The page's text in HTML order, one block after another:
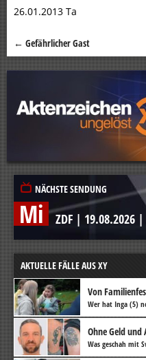
26.01.2013 Ta
Beitragsnavigation
← Gefährlicher Gast
NÄCHSTE SENDUNG
Mi ZDF | 19.08.2026 |
AKTUELLE FÄLLE AUS XY
Von
Wer hat Inga (5)
Ohne Geld und
Was geschah mit